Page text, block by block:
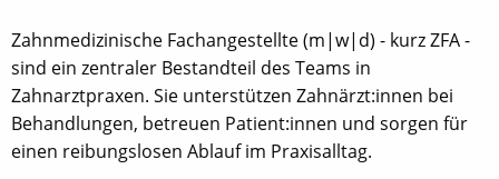
Zahnmedizinische Fachangestellte (m|w|d) - kurz ZFA -
sind ein zentraler Bestandteil des Teams in
Zahnarztpraxen. Sie unterstützen Zahnärzt:innen bei
Behandlungen, betreuen Patient:innen und sorgen für
einen reibungslosen Ablauf im Praxisalltag.